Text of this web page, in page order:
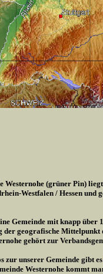
Westernohe (grüner Pin)
Westfalen / Hessen und
Gemeinde mit knapp über
der geografische Mittelpunkt
gehört zur
zur unserer Gemeinde gibt es
Westernohe kommt